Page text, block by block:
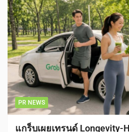
PR NEWS
แกร็บเผยเทรนด์ Longevity-